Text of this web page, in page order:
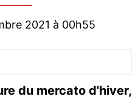
2021 à 00h55
du mercato d'hiver,